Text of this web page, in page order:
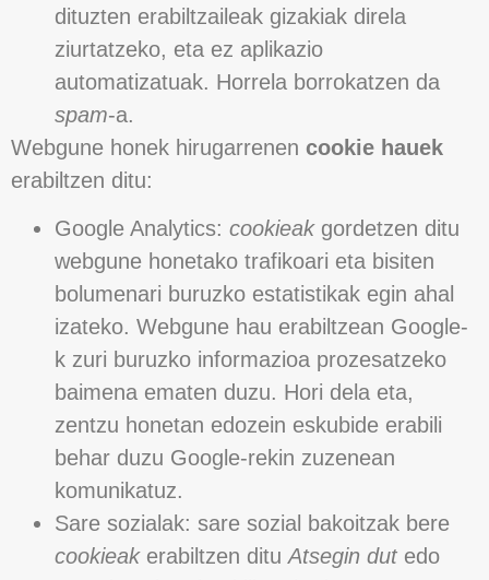
dituzten erabiltzaileak gizakiak direla
ziurtatzeko, eta ez aplikazio
automatizatuak. Horrela borrokatzen da
spam-a.
Webgune honek hirugarrenen cookie hauek
erabiltzen ditu:
Google Analytics: cookieakgordetzen ditu
webgune honetako trafikoari eta bisiten
bolumenari buruzko estatistikak egin ahal
izateko. Webgune hau erabiltzean Google-
k zuri buruzko informazioa prozesatzeko
baimena ematen duzu. Hori dela eta,
zentzu honetan edozein eskubide erabili
behar duzu Google-rekin zuzenean
komunikatuz.
Sare sozialak: sare sozial bakoitzak bere
cookieakerabiltzen ditu Atsegin dut edo